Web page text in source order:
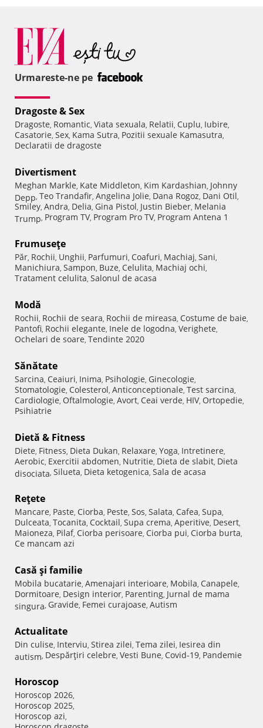
Urmareste-ne pe
Dragoste & Sex
Dragoste, Romantic, Viata sexuala, Relatii, Cuplu, Iubire,
Casatorie, Sex, Kama Sutra, Pozitii sexuale Kamasutra,
Declaratii de dragoste
Divertisment
Meghan Markle, Kate Middleton, Kim Kardashian, Johnny
Depp, Teo Trandafir, Angelina Jolie, Dana Rogoz, Dani Otil,
Smiley, Andra, Delia, Gina Pistol, Justin Bieber, Melania
Trump, Program TV, Program Pro TV, Program Antena 1
Frumuseţe
Păr, Rochii, Unghii, Parfumuri, Coafuri, Machiaj, Sani,
Manichiura, Sampon, Buze, Celulita, Machiaj ochi,
Tratament celulita, Salonul de acasa
Modă
Rochii, Rochii de seara, Rochii de mireasa, Costume de baie,
Pantofi, Rochii elegante, Inele de logodna, Verighete,
Ochelari de soare, Tendinte 2020
Sănătate
Sarcina, Ceaiuri, Inima, Psihologie, Ginecologie,
Stomatologie, Colesterol, Anticonceptionale, Test sarcina,
Cardiologie, Oftalmologie, Avort, Ceai verde, HIV, Ortopedie,
Psihiatrie
Dietă & Fitness
Diete, Fitness, Dieta Dukan, Relaxare, Yoga, Intretinere,
Aerobic, Exercitii abdomen, Nutritie, Dieta de slabit, Dieta
disociata, Silueta, Dieta ketogenica, Sala de acasa
Reţete
Mancare, Paste, Ciorba, Peste, Sos, Salata, Cafea, Supa,
Dulceata, Tocanita, Cocktail, Supa crema, Aperitive, Desert,
Maioneza, Pilaf, Ciorba perisoare, Ciorba pui, Ciorba burta,
Ce mancam azi
Casă şi familie
Mobila bucatarie, Amenajari interioare, Mobila, Canapele,
Dormitoare, Design interior, Parenting, Jurnal de mama
singura, Gravide, Femei curajoase, Autism
Actualitate
Din culise, Interviu, Stirea zilei, Tema zilei, Iesirea din
autism, Despărţiri celebre, Vesti Bune, Covid-19, Pandemie
Horoscop
Horoscop 2026,
Horoscop 2025,
Horoscop azi,